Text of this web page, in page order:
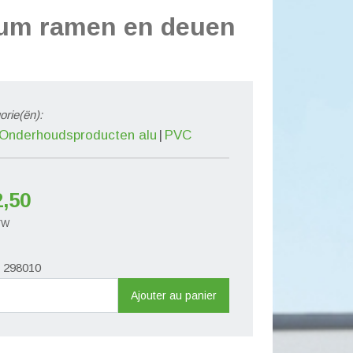
ramen en deuen
Onderhoudsproducten alu PVC
298010
Ajouter au panier